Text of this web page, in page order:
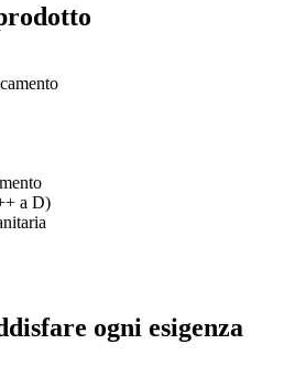
a D)
ogni esigenza